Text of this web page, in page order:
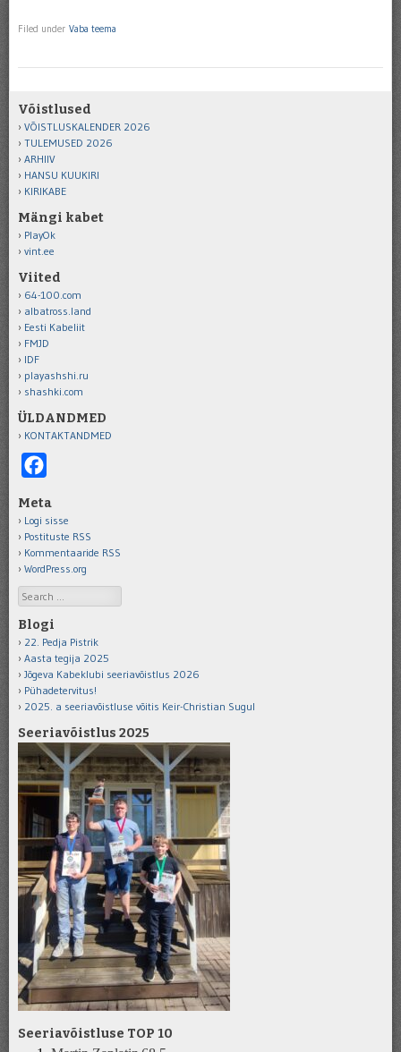
Filed under Vaba teema
Võistlused
VÕISTLUSKALENDER 2026
TULEMUSED 2026
ARHIIV
HANSU KUUKIRI
KIRIKABE
Mängi kabet
PlayOk
vint.ee
Viited
64-100.com
albatross.land
Eesti Kabeliit
FMJD
IDF
playashshi.ru
shashki.com
ÜLDANDMED
KONTAKTANDMED
Meta
Logi sisse
Postituste RSS
Kommentaaride RSS
WordPress.org
Search
Blogi
22. Pedja Pistrik
Aasta tegija 2025
Jõgeva Kabeklubi seeriavõistlus 2026
Pühadetervitus!
2025. a seeriavõistluse võitis Keir-Christian Sugul
Seeriavõistlus 2025
Seeriavõistluse TOP 10